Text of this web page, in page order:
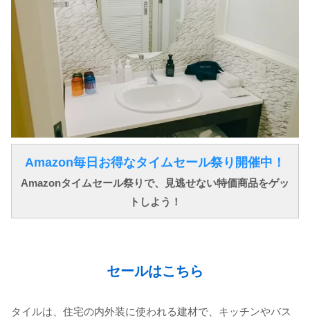
Amazon毎日お得なタイムセール祭り開催中！
Amazonタイムセール祭りで、見逃せない特価商品をゲッ
トしよう！
セールはこちら
タイルは、住宅の内外装に使われる建材で、キッチンやバス